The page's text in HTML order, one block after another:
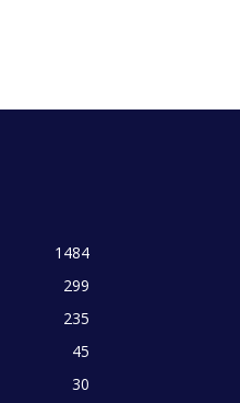
1484
299
235
45
30